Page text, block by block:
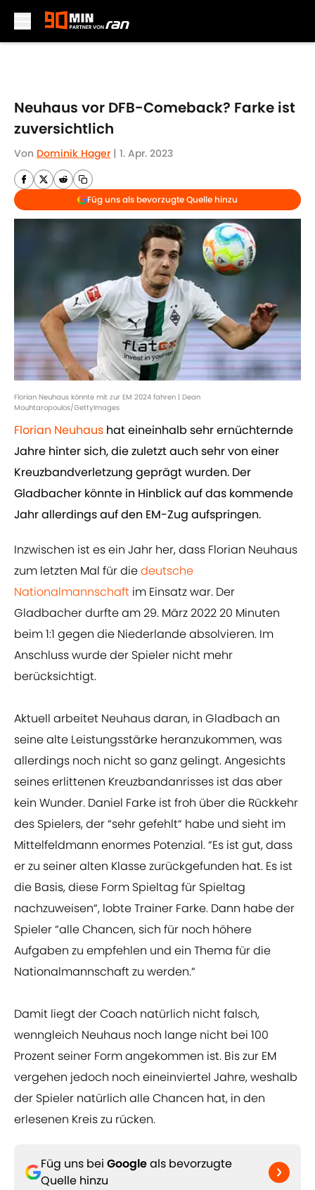
Neuhaus vor DFB-Comeback? Farke ist
zuversichtlich
Von Dominik Hager | 1. Apr. 2023
Füg uns als bevorzugte Quelle hinzu
Florian Neuhaus könnte mit zur EM 2024 fahren | Dean
Mouhtaropoulos/GettyImages
Florian Neuhaus hat eineinhalb sehr ernüchternde
Jahre hinter sich, die zuletzt auch sehr von einer
Kreuzbandverletzung geprägt wurden. Der
Gladbacher könnte in Hinblick auf das kommende
Jahr allerdings auf den EM-Zug aufspringen.
Inzwischen ist es ein Jahr her, dass Florian Neuhaus
zum letzten Mal für diedeutsche
Nationalmannschaft im Einsatz war. Der
Gladbacher durfte am 29. März 2022 20 Minuten
beim 1:1 gegen die Niederlande absolvieren. Im
Anschluss wurde der Spieler nicht mehr
berücksichtigt.
Aktuell arbeitet Neuhaus daran, in Gladbach an
seine alte Leistungsstärke heranzukommen, was
allerdings noch nicht so ganz gelingt. Angesichts
seines erlittenen Kreuzbandanrisses ist das aber
kein Wunder. Daniel Farke ist froh über die Rückkehr
des Spielers, der “sehr gefehlt“ habe und sieht im
Mittelfeldmann enormes Potenzial. “Es ist gut, dass
er zu seiner alten Klasse zurückgefunden hat. Es ist
die Basis, diese Form Spieltag für Spieltag
nachzuweisen“, lobte Trainer Farke. Dann habe der
Spieler “alle Chancen, sich für noch höhere
Aufgaben zu empfehlen und ein Thema für die
Nationalmannschaft zu werden.“
Damit liegt der Coach natürlich nicht falsch,
wenngleich Neuhaus noch lange nicht bei 100
Prozent seiner Form angekommen ist. Bis zur EM
vergehen jedoch noch eineinviertel Jahre, weshalb
der Spieler natürlich alle Chancen hat, in den
erlesenen Kreis zu rücken.
Füg uns bei Googleals bevorzugte
Quelle hinzu